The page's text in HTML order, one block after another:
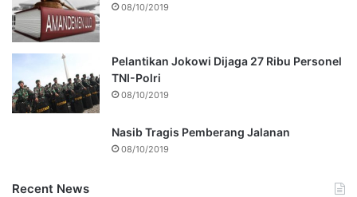
08/10/2019
Pelantikan Jokowi Dijaga 27 Ribu Personel
TNI-Polri
08/10/2019
Nasib Tragis Pemberang Jalanan
08/10/2019
Recent News